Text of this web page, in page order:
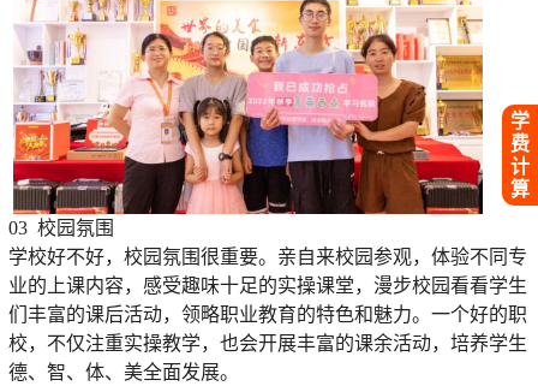
学
费
计
算
03 校园氛围
学校好不好，校园氛围很重要。亲自来校园参观，体验不同专
业的上课内容，感受趣味十足的实操课堂，漫步校园看看学生
们丰富的课后活动，领略职业教育的特色和魅力。一个好的职
校，不仅注重实操教学，也会开展丰富的课余活动，培养学生
德、智、体、美全面发展。